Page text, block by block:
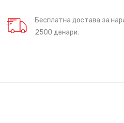
Бесплатна достава за
2500 денари.